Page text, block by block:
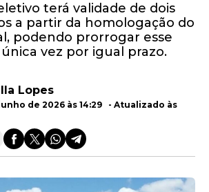
terá validade de dois
a partir da homologação do
podendo prorrogar esse
vez por igual prazo.
Lopes
de 2026 às 14:29 - Atualizado às